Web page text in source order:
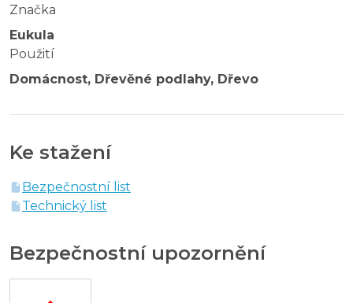
Značka
Eukula
Použití
Domácnost, Dřevěné podlahy, Dřevo
Ke stažení
Bezpečnostní list
Technický list
Bezpečnostní upozornění